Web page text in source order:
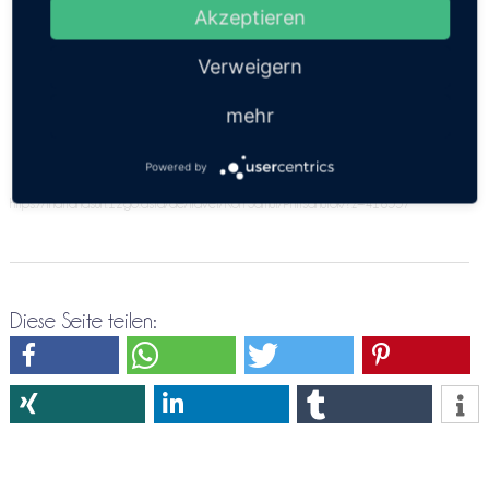
angeben. Bitte versuche es doch nochmals über die
https://thailandsun.12go.asia/de/travel/Koh Samui/Phitsanulok/?z=416557
Diese Seite teilen:
Akzeptieren
Verweigern
mehr
Powered by